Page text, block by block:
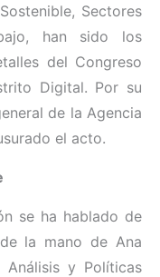
Sectores
han sido los
del Congreso
Digital. Por su
de la Agencia
el acto.
se ha hablado de
la mano de Ana
Análisis y Políticas